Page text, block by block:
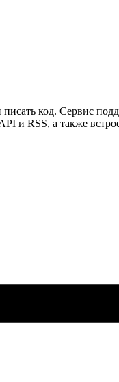
код. Сервис
и RSS, а также